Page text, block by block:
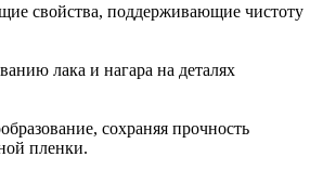
свойства, поддерживающие чистоту
лака и нагара на деталях
сохраняя прочность
пленки.